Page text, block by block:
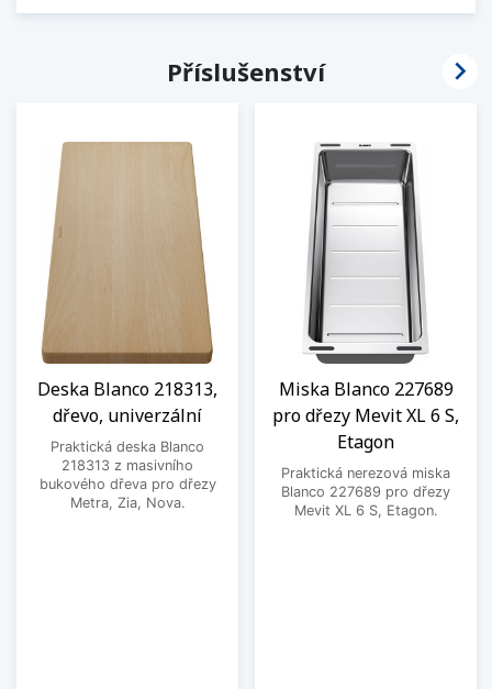
Příslušenství
Deska Blanco 218313,
dřevo, univerzální
Praktická deska Blanco
218313 z masivního
bukového dřeva pro dřezy
Metra, Zia, Nova.
Miska Blanco 227689
pro dřezy Mevit XL 6 S,
Etagon
Praktická nerezová miska
Blanco 227689 pro dřezy
Mevit XL 6 S, Etagon.
